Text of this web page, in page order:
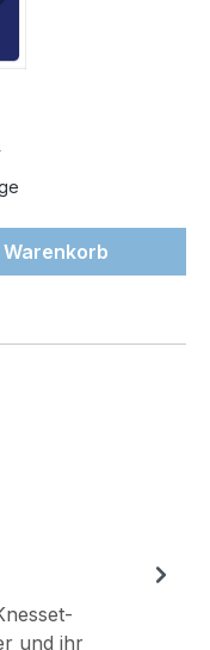
Warenkorb
und ihr